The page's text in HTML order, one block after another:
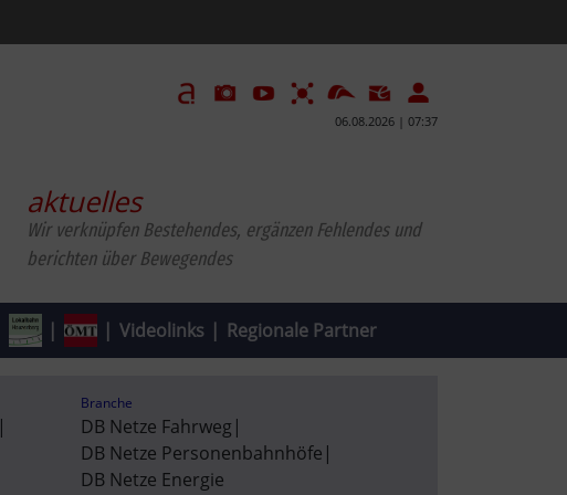
06.08.2026 | 07:37
aktuelles
Wir verknüpfen Bestehendes, ergänzen Fehlendes und
berichten über Bewegendes
| | Videolinks | Regionale Partner
|
Branche
DB Netze Fahrweg |
DB Netze Personenbahnhöfe |
DB Netze Energie